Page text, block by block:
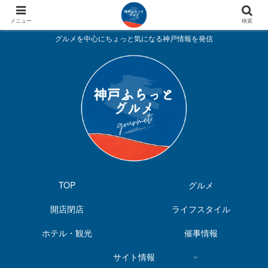
グルメを中心にちょっと気になる神戸情報を発信
TOP
グルメ
開店閉店
ライフスタイル
ホテル・観光
催事情報
サイト情報
メニュー 検索